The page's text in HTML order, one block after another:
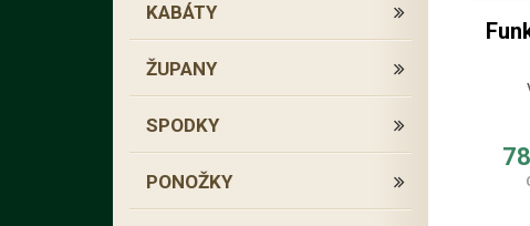
KABÁTY
ŽUPANY
SPODKY
PONOŽKY